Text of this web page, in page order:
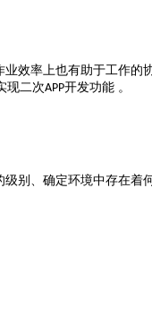
效率上也有助于工作的
现二次APP开发功能 。
别、确定环境中存在